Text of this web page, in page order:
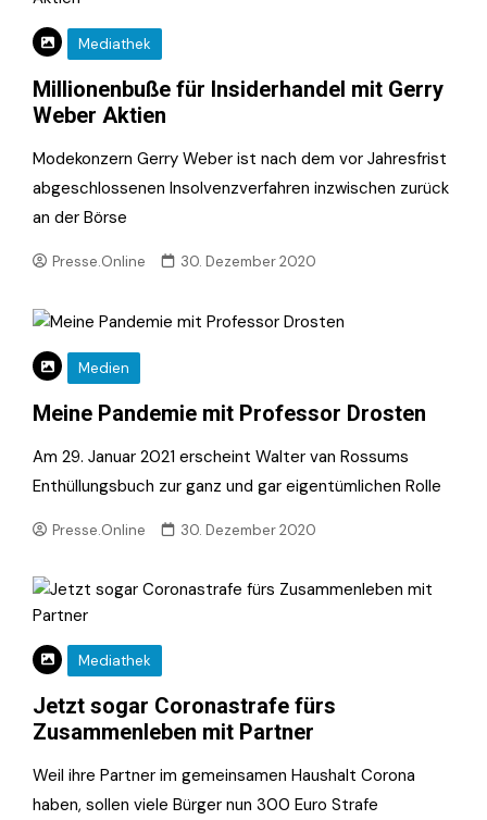
Mediathek
Millionenbuße für Insiderhandel mit Gerry
Weber Aktien
Modekonzern Gerry Weber ist nach dem vor Jahresfrist
abgeschlossenen Insolvenzverfahren inzwischen zurück
an der Börse
Presse.Online 30. Dezember 2020
Medien
Meine Pandemie mit Professor Drosten
Am 29. Januar 2021 erscheint Walter van Rossums
Enthüllungsbuch zur ganz und gar eigentümlichen Rolle
Presse.Online 30. Dezember 2020
Mediathek
Jetzt sogar Coronastrafe fürs
Zusammenleben mit Partner
Weil ihre Partner im gemeinsamen Haushalt Corona
haben, sollen viele Bürger nun 300 Euro Strafe